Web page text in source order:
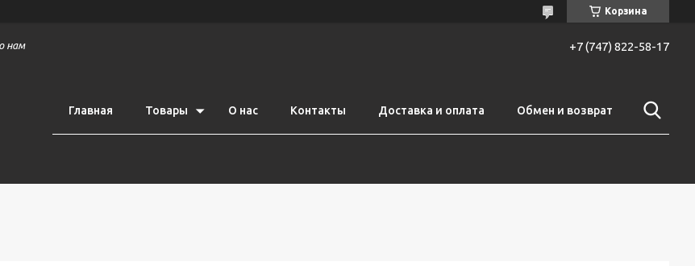
Корзина
нам
+7 (747) 822-58-17
Главная Товары О нас Контакты Доставка и оплата Обмен и возврат